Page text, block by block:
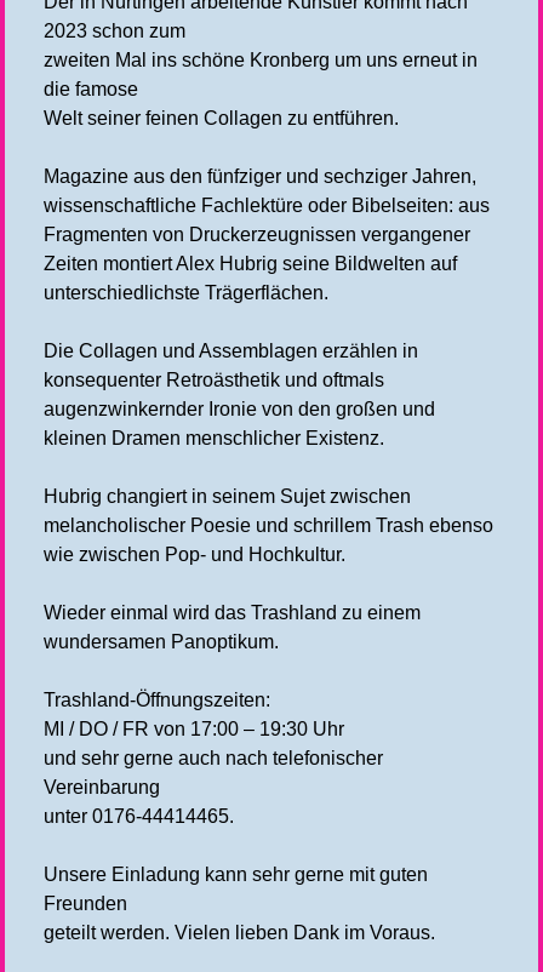
2023 schon zum
zweiten Mal ins schöne Kronberg um uns erneut in
die famose
Welt seiner feinen Collagen zu entführen.
Magazine aus den fünfziger und sechziger Jahren,
wissenschaftliche Fachlektüre oder Bibelseiten: aus
Fragmenten von Druckerzeugnissen vergangener
Zeiten montiert Alex Hubrig seine Bildwelten auf
unterschiedlichste Trägerflächen.
Die Collagen und Assemblagen erzählen in
konsequenter Retroästhetik und oftmals
augenzwinkernder Ironie von den großen und
kleinen Dramen menschlicher Existenz.
Hubrig changiert in seinem Sujet zwischen
melancholischer Poesie und schrillem Trash ebenso
wie zwischen Pop- und Hochkultur.
Wieder einmal wird das Trashland zu einem
wundersamen Panoptikum.
Trashland-Öffnungszeiten:
MI / DO / FR von 17:00 – 19:30 Uhr
und sehr gerne auch nach telefonischer
Vereinbarung
unter 0176-44414465.
Unsere Einladung kann sehr gerne mit guten
Freunden
geteilt werden. Vielen lieben Dank im Voraus.